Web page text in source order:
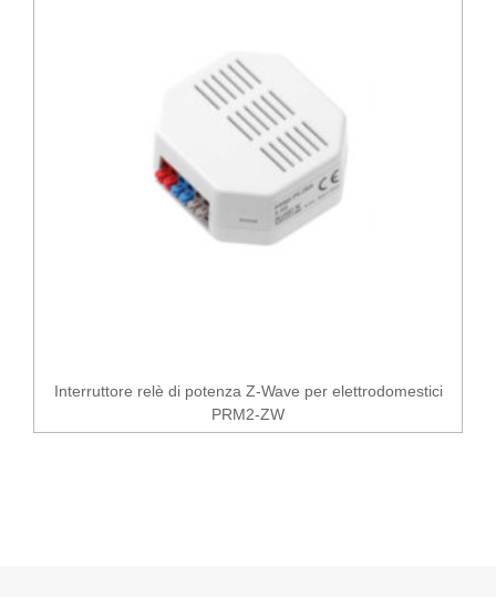
Interruttore relè di potenza Z-Wave per elettrodomestici
PRM2-ZW